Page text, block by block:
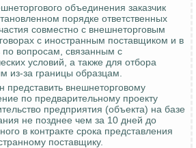
объединения заказчик
порядке ответственных
совместно с внешнеторговым
с иностранным поставщиком и в
по вопросам, связанным с
условий, а также для отбора
из-за границы образцам.
представить внешнеторговому
по предварительному проекту
предприятия (объекта) на базе
не позднее чем за 10 дней до
в контракте срока представления
поставщику.